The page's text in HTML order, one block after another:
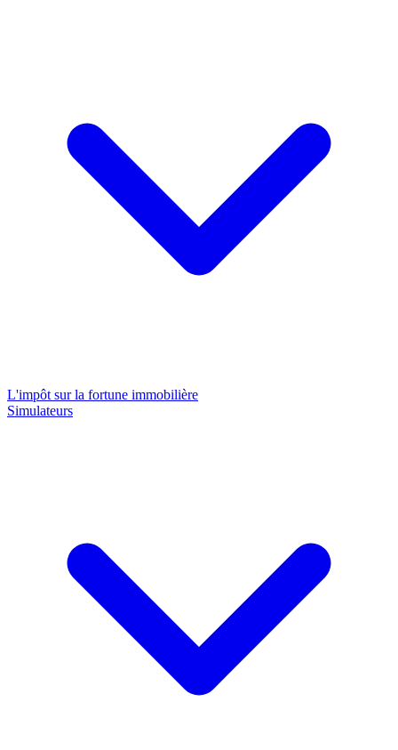
L'impôt sur la fortune immobilière
Simulateurs